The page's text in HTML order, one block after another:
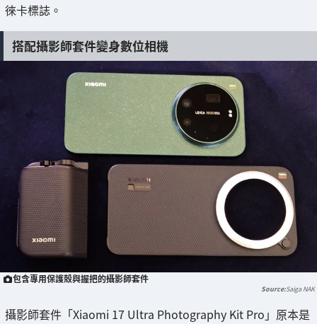
徠卡標誌。
搭配攝影師套件變身數位相機
包含專用保護殼與握把的攝影師套件
Saiga NAK
攝影師套件「Xiaomi 17 Ultra Photography Kit Pro」原本是